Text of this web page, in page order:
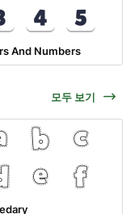
And Numbers
모두 보기